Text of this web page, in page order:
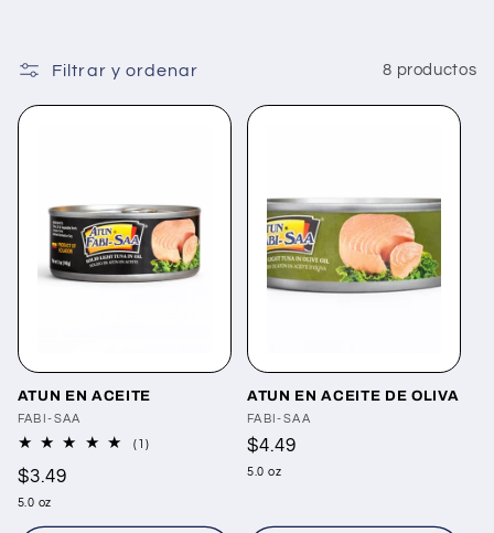
Filtrar y ordenar 8 productos
ATUN EN ACEITE
Proveedor:
FABI-SAA
(1)1
Precio
habitual
$3.49
5.0 oz
ATUN EN ACEITE DE OLIVA
Proveedor:
FABI-SAA
Precio
habitual
$4.49
5.0 oz